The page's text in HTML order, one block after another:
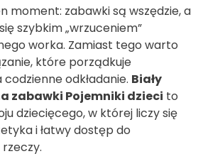
moment: zabawki są wszędzie, a
szybkim „wrzuceniem”
worka. Zamiast tego warto
które porządkuje
odkładanie. Biały
zabawki Pojemniki dzieci to
dziecięcego, w której liczy się
i łatwy dostęp do